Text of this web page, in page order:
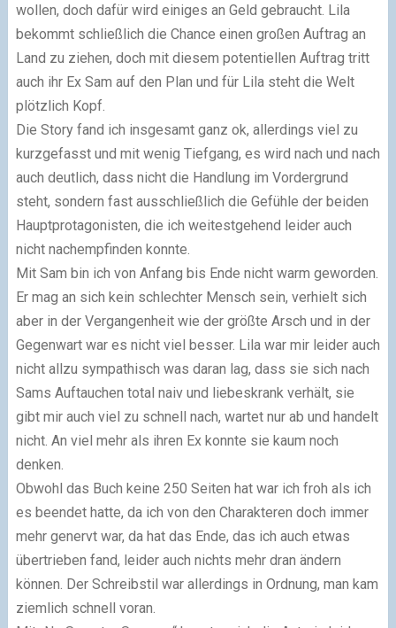
wollen, doch dafür wird einiges an Geld gebraucht. Lila
bekommt schließlich die Chance einen großen Auftrag an
Land zu ziehen, doch mit diesem potentiellen Auftrag tritt
auch ihr Ex Sam auf den Plan und für Lila steht die Welt
plötzlich Kopf.
Die Story fand ich insgesamt ganz ok, allerdings viel zu
kurzgefasst und mit wenig Tiefgang, es wird nach und nach
auch deutlich, dass nicht die Handlung im Vordergrund
steht, sondern fast ausschließlich die Gefühle der beiden
Hauptprotagonisten, die ich weitestgehend leider auch
nicht nachempfinden konnte.
Mit Sam bin ich von Anfang bis Ende nicht warm geworden.
Er mag an sich kein schlechter Mensch sein, verhielt sich
aber in der Vergangenheit wie der größte Arsch und in der
Gegenwart war es nicht viel besser. Lila war mir leider auch
nicht allzu sympathisch was daran lag, dass sie sich nach
Sams Auftauchen total naiv und liebeskrank verhält, sie
gibt mir auch viel zu schnell nach, wartet nur ab und handelt
nicht. An viel mehr als ihren Ex konnte sie kaum noch
denken.
Obwohl das Buch keine 250 Seiten hat war ich froh als ich
es beendet hatte, da ich von den Charakteren doch immer
mehr genervt war, da hat das Ende, das ich auch etwas
übertrieben fand, leider auch nichts mehr dran ändern
können. Der Schreibstil war allerdings in Ordnung, man kam
ziemlich schnell voran.